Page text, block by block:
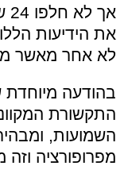
את הידיעות
לא אחר מאשר
בהודעה מיוחדת
התקשורת
השמועות,
מפרופורציה וזה